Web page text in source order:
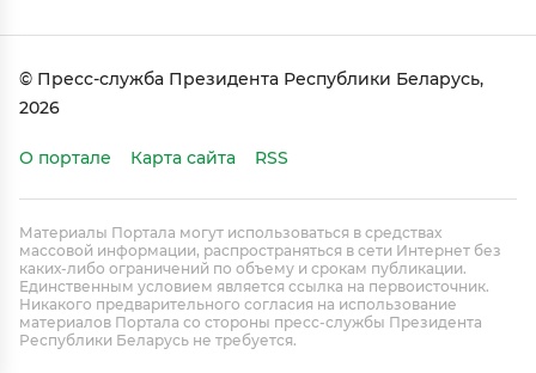
© Пресс-служба Президента Республики Беларусь,
2026
О портале Карта сайта RSS
Материалы Портала могут использоваться в средствах
массовой информации, распространяться в сети Интернет без
каких-либо ограничений по объему и срокам публикации.
Единственным условием является ссылка на первоисточник.
Никакого предварительного согласия на использование
материалов Портала со стороны пресс-службы Президента
Республики Беларусь не требуется.